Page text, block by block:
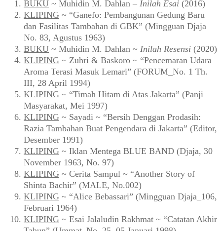
BUKU ~ Muhidin M. Dahlan – Inilah Esai (2016)
KLIPING ~ “Ganefo: Pembangunan Gedung Baru
dan Fasilitas Tambahan di GBK” (Mingguan Djaja
No. 83, Agustus 1963)
BUKU ~ Muhidin M. Dahlan ~ Inilah Resensi (2020)
KLIPING ~ Zuhri & Baskoro ~ “Pencemaran Udara
Aroma Terasi Masuk Lemari” (FORUM_No. 1 Th.
III, 28 April 1994)
KLIPING ~ “Timah Hitam di Atas Jakarta” (Panji
Masyarakat, Mei 1997)
KLIPING ~ Sayadi ~ “Bersih Denggan Prodasih:
Razia Tambahan Buat Pengendara di Jakarta” (Editor,
Desember 1991)
KLIPING ~ Iklan Mentega BLUE BAND (Djaja, 30
November 1963, No. 97)
KLIPING ~ Cerita Sampul ~ “Another Story of
Shinta Bachir” (MALE, No.002)
KLIPING ~ “Alice Bebassari” (Mingguan Djaja_106,
Februari 1964)
KLIPING ~ Esai Jalaludin Rakhmat ~ “Catatan Akhir